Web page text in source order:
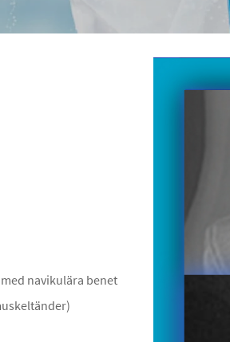
navikulära benet